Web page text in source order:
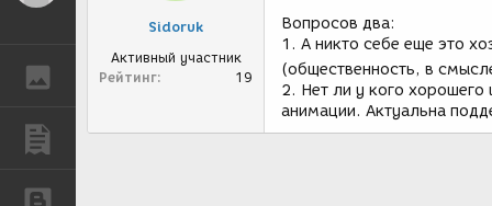
ГАЛЕРЕЯ
ПУБЛИКАЦИИ
и
я
Sidoruk
Активный участник
Рейтинг
19
Вопросов два:
1. А никто себе еще это
(общественность, в
2. Нет ли у кого хорошего
анимации. Актуальна